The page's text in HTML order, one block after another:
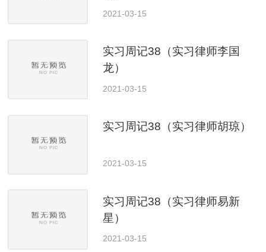
2021-03-15
实习周记38（实习律师李国
龙）
2021-03-15
实习周记38（实习律师胡琼）
2021-03-15
实习周记38（实习律师易新
星）
2021-03-15